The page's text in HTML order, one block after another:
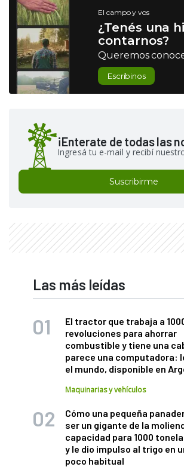
El campo y vos
¿Tenés una
contarnos?
Queremos
Escribinos
¡Enterate de todas las
Ingresá tu e-mail y recibí
Suscribirme
Las más leídas
El tractor que trabaja a
revoluciones para ahorrar
combustible y tiene una
parece una computadora:
el mundo, disponible en
Maquinarias y vehículos
Cómo una pequeña
ser un gigante de la
capacidad para 1000
y le dio impulso al trigo en
poco habitual